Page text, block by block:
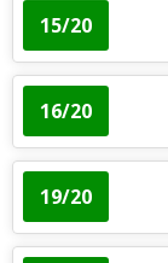
15/20
16/20
19/20